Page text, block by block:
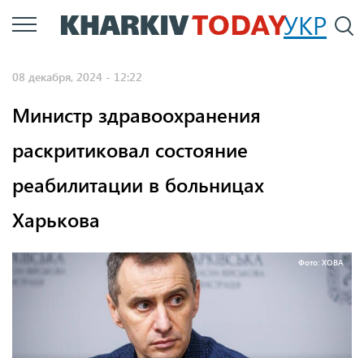
Перейти
к
УКР
08 декабря, 2024 - 12:22
Министр здравоохранения
раскритиковал состояние
реабилитации в больницах
Харькова
Фото: ХОВА